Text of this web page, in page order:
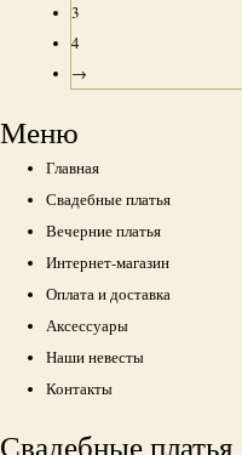
3
4
→
Меню
Главная
Свадебные платья
Вечерние платья
Интернет-магазин
Оплата и доставка
Аксессуары
Наши невесты
Контакты
Свадебные платья